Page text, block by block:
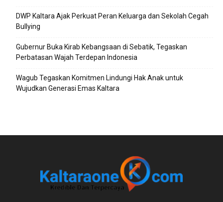
DWP Kaltara Ajak Perkuat Peran Keluarga dan Sekolah Cegah
Bullying
Gubernur Buka Kirab Kebangsaan di Sebatik, Tegaskan
Perbatasan Wajah Terdepan Indonesia
Wagub Tegaskan Komitmen Lindungi Hak Anak untuk
Wujudkan Generasi Emas Kaltara